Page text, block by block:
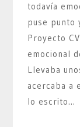
todavía
puse punto
Proyecto
emocional
Llevaba
acercaba a
lo escrito…